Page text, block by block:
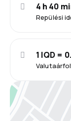
Repülési
4 h 40
1 IQD =